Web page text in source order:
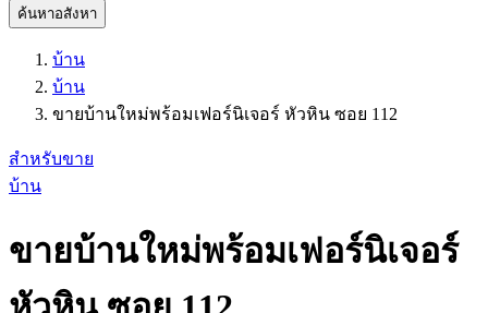
ค้นหาอสังหา
บ้าน
บ้าน
ขายบ้านใหม่พร้อมเฟอร์นิเจอร์ หัวหิน ซอย 112
สำหรับขาย
บ้าน
ขายบ้านใหม่พร้อมเฟอร์นิเจอร์